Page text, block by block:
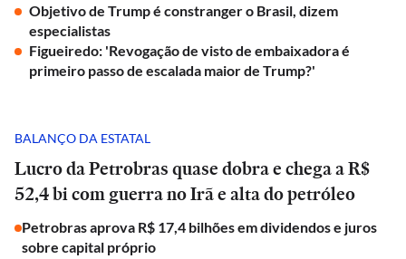
Objetivo de Trump é constranger o Brasil, dizem
especialistas
Figueiredo: 'Revogação de visto de embaixadora é
primeiro passo de escalada maior de Trump?'
BALANÇO DA ESTATAL
Lucro da Petrobras quase dobra e chega a R$
52,4 bi com guerra no Irã e alta do petróleo
Petrobras aprova R$ 17,4 bilhões em dividendos e juros
sobre capital próprio